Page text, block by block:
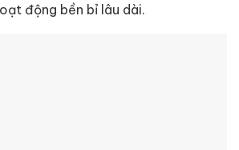
động bền bỉ lâu dài.